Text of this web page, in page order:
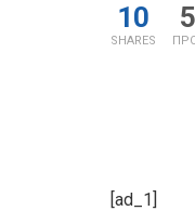
10
SHARES
[ad_1]